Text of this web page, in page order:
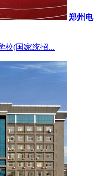
郑州电
(国家统招...